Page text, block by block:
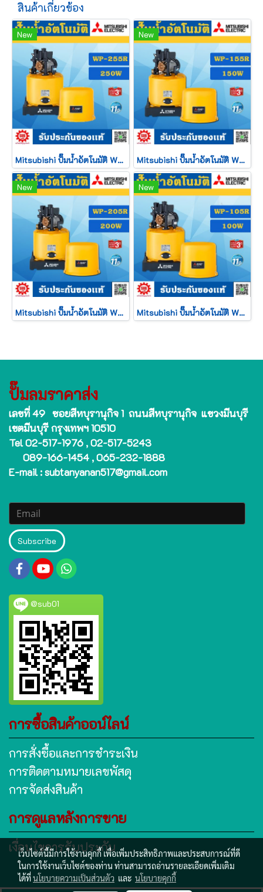
สินค้าเกี่ยวข้อง
New
Mitsubishi ปั๊มน้ำอัตโนมัติ WP - 255 R2
New
Mitsubishi ปั๊มน้ำอัตโนมัติ WP - 155 R2
New
Mitsubishi ปั๊มน้ำอัตโนมัติ WP - 205 R2
New
Mitsubishi ปั๊มน้ำอัตโนมัติ WP - 105 R2
ปั๊มลมราคาส่ง
เลขที่ 49 ซอยสีหบุรานุกิจ 1 ถนนสีหบุรานุกิจ แขวงมีนบุรี
เขตมีนบุรี กรุงเทพฯ 10510
Tel 02-517-1976 , 02-517-5243
089-166-1454 , 065-232-1888
E-mail : subtanyanan517@gmail.com
Subscribe
@sub01
การซื้อสินค้าออน์ไลน์
การสั่งซื้อและการชำระเงิน
การติดตามหมายเลขพัสดุ
การจัดส่งสินค้า
การดูแลหลังการขาย
เงื่อนไขการรับประกัน
เว็บไซต์นี้มีการใช้งานคุกกี้ เพื่อเพิ่มประสิทธิภาพและประสบการณ์ที่ดี
ในการใช้งานเว็บไซต์ของท่าน ท่านสามารถอ่านรายละเอียดเพิ่มเติม
ได้ที่นโยบายความเป็นส่วนตัว และ นโยบายคุกกี้